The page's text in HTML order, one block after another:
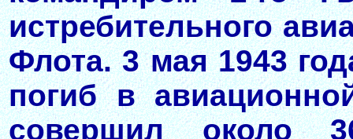
истребительного
Флота. 3 мая 1943
погиб в
совершил около